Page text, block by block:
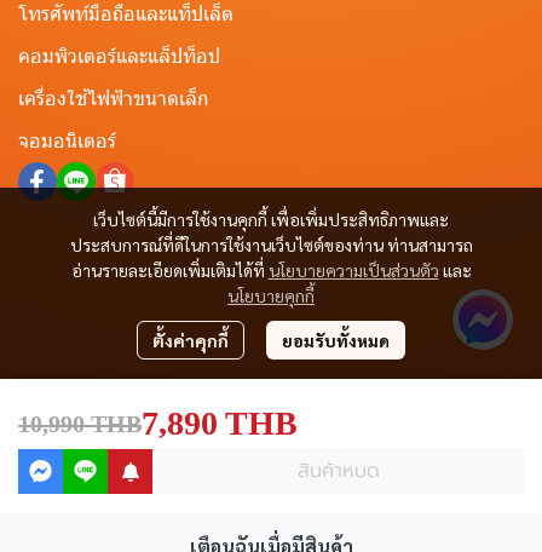
10,990 THB7,890 THB
สินค้าหมด
เตือนฉันเมื่อมีสินค้า
เว็บไซต์นี้มีการใช้งานคุกกี้ เพื่อเพิ่มประสิทธิภาพและ
ประสบการณ์ที่ดีในการใช้งานเว็บไซต์ของท่าน ท่านสามารถ
อ่านรายละเอียดเพิ่มเติมได้ที่ นโยบายความเป็นส่วนตัว และ
นโยบายคุกกี้
ตั้งค่าคุกกี้ ยอมรับทั้งหมด
โทรศัพท์มือถือและแท็ปเล็ต
คอมพิวเตอร์และแล็ปท็อป
เครื่องใช้ไฟฟ้าขนาดเล็ก
จอมอนิเตอร์